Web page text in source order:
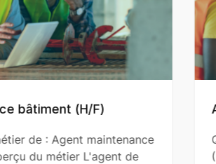
Aide Couvreur (H/F)
Qu' est-ce que le métier de : Aide
(H/F) ? Aperçu du métier L'aide